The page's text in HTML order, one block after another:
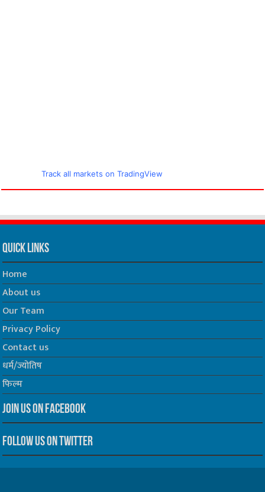
Track all markets on TradingView
Quick Links
Home
About us
Our Team
Privacy Policy
Contact us
धर्म/ज्योतिष
फिल्म
Join us on Facebook
Follow us on Twitter